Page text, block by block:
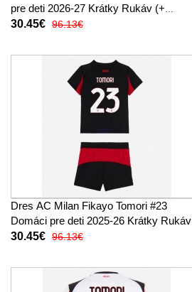
pre deti 2026-27 Krátky Rukáv (+
trenírky)
30.45€ 96.13€
Dres AC Milan Fikayo Tomori #23
Domáci pre deti 2025-26 Krátky Rukáv
(+ trenírky)
30.45€ 96.13€